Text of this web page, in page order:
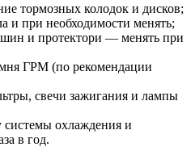
тормозных колодок и дисков;
и при необходимости менять;
шин и протектори — менять при
ГРМ (по рекомендации
свечи зажигания и лампы
системы охлаждения и
в год.